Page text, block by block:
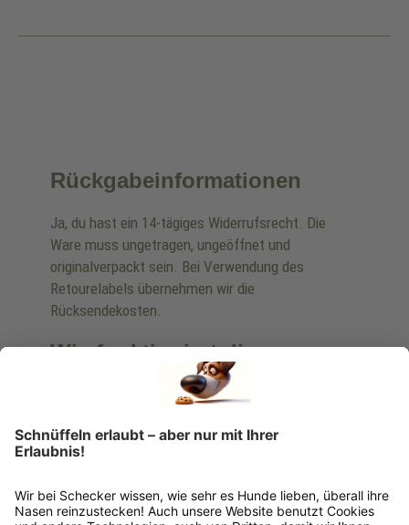
Rückgabeinformationen
Ja, du hast ein 14-tägiges Widerrufsrecht. Die
Ware muss ungetragen, ungeöffnet und
originalverpackt sein. Bei Verwendung des
Retourelabels übernehmen wir die
Rücksendekosten.
Wie funktioniert die
Rücksendung?
Bitte fülle das Rücksendeformular aus. Dieses
findest du online. Verpacke die Artikel
Rücksendeetikett auf das Paket. Dieses kannst du
dir in deinem Kundenkonto anfordern. Hast du als